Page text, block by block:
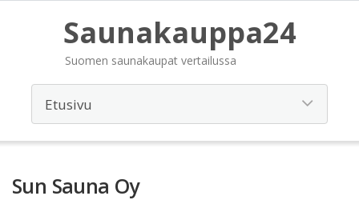
Saunakauppa24
Suomen saunakaupat vertailussa
Sun Sauna Oy